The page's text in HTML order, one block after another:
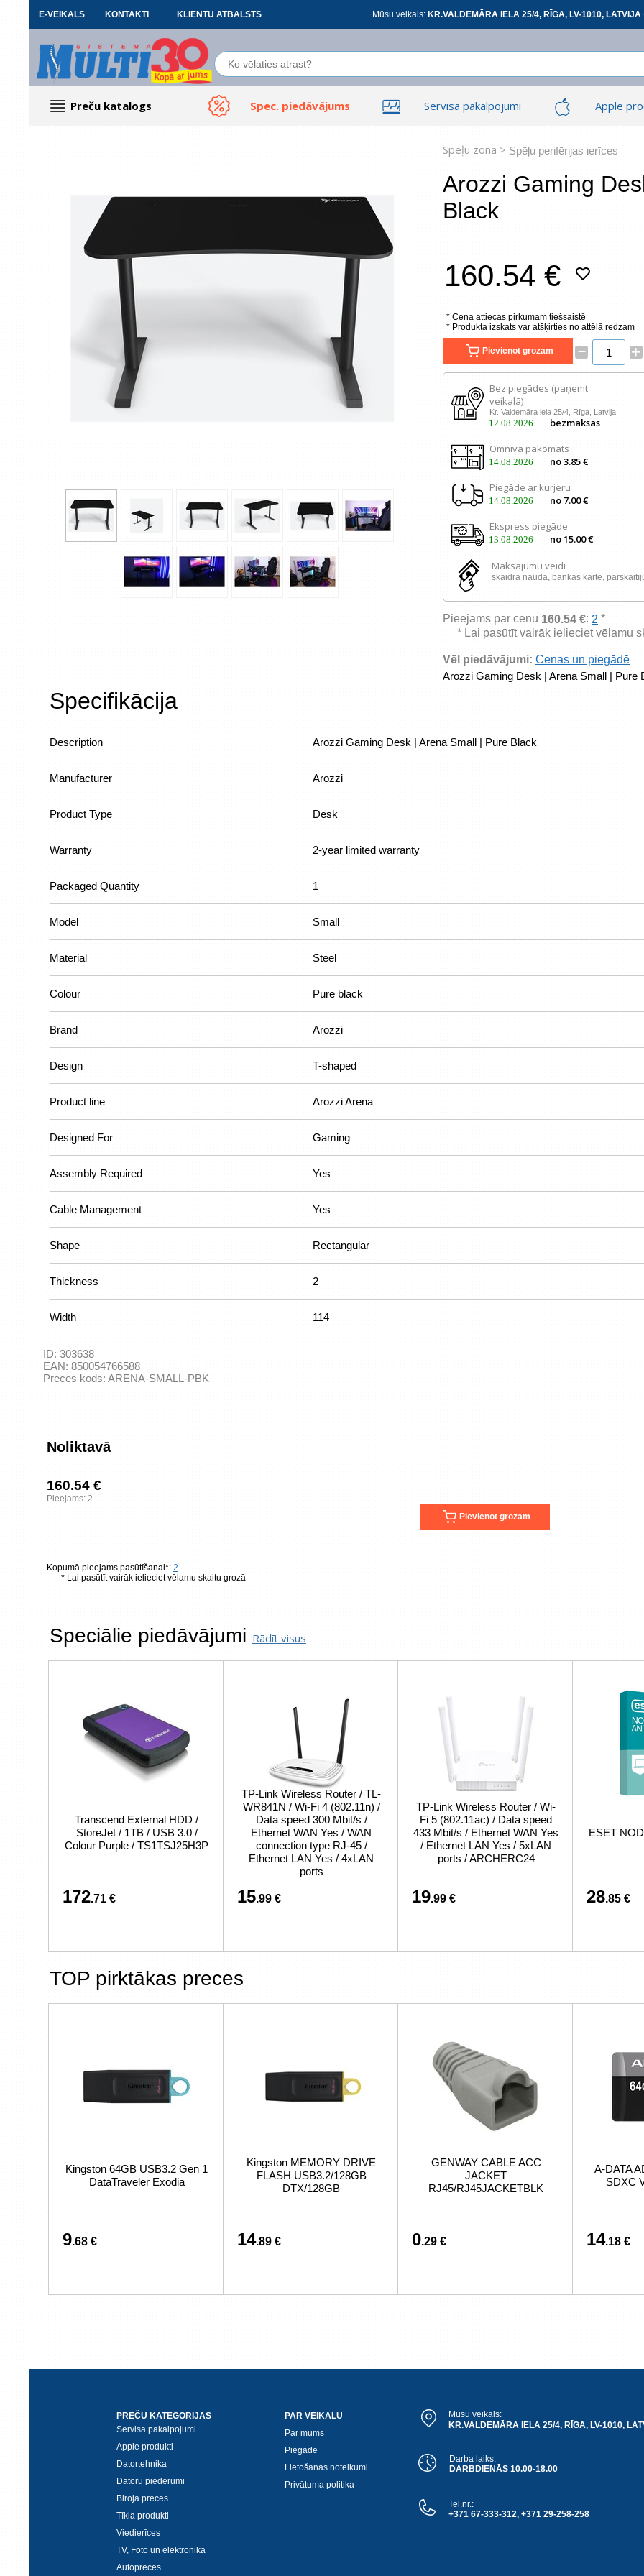
E-VEIKALS KONTAKTI KLIENTU ATBALSTS Mūsu veikals: KR.VALDEMĀRA IELA 25/4, RĪGA, LV-1010,
Ieiet
Ieiet
Preču katalogs Spec. piedāvājums Servisa pakalpojumi Apple
Tīkla produkti Viedierīces
Spēļu zona > Spēļu perifērijas ierīces
Arozzi Gaming
Black
160.54 €
* Cena attiecas pirkumam tiešsaistē
* Produkta izskats var atšķirties no attēlā redzam
Pievienot grozam – +
Bez piegādes (paņemt
veikalā)
Kr. Valdemāra iela 25/4, Rīga, Latvija
12.08.2026
bezmaksas
Omniva pakomāts
14.08.2026
no 3.85 €
Piegāde ar kurjeru
14.08.2026
no 7.00 €
Ekspress piegāde
13.08.2026 no 15.00 €
Maksājumu veidi
skaidra nauda, ​​bankas karte,
Pieejams par cenu 160.54 €: 2 *
* Lai pasūtīt vairāk ielieciet vēlamu
Vēl piedāvājumi: Cenas un piegādē
Arozzi Gaming Desk | Arena Small | Pure
Specifikācija
Description Arozzi Gaming Desk | Arena Small | Pure Black
Manufacturer Arozzi
Product Type Desk
Warranty 2-year limited warranty
Packaged Quantity 1
Model Small
Material Steel
Colour Pure black
Brand Arozzi
Design T-shaped
Product line Arozzi Arena
Designed For Gaming
Assembly Required Yes
Cable Management Yes
Shape Rectangular
Thickness 2
Width 114
ID: 303638
EAN: 850054766588
Preces kods: ARENA-SMALL-PBK
Noliktavā
160.54 €
Pieejams: 2
Pievienot grozam
Kopumā pieejams pasūtīšanai*: 2
* Lai pasūtīt vairāk ielieciet vēlamu skaitu grozā
Speciālie piedāvājumi Rādīt visus
Transcend External HDD /
StoreJet / 1TB / USB 3.0 /
Colour Purple / TS1TSJ25H3P
172.71 €
TP-Link Wireless Router / TL-
WR841N / Wi-Fi 4 (802.11n) /
Data speed 300 Mbit/s /
Ethernet WAN Yes / WAN
connection type RJ-45 /
Ethernet LAN Yes / 4xLAN
ports
15.99 €
TP-Link Wireless Router / Wi-
Fi 5 (802.11ac) / Data speed
433 Mbit/s / Ethernet WAN Yes
/ Ethernet LAN Yes / 5xLAN
ports / ARCHERC24
19.99 €
ESET
28.85 €
TOP pirktākas preces
Kingston 64GB USB3.2 Gen 1
DataTraveler Exodia
9.68 €
Kingston MEMORY DRIVE
FLASH USB3.2/128GB
DTX/128GB
14.89 €
GENWAY CABLE ACC
JACKET
RJ45/RJ45JACKETBLK
0.29 €
A-DATA
SDXC
14.18 €
PREČU KATEGORIJAS
Servisa pakalpojumi
Apple produkti
Datortehnika
Datoru piederumi
Biroja preces
Tīkla produkti
Viedierīces
TV, Foto un elektronika
Autopreces
PAR VEIKALU
Par mums
Piegāde
Lietošanas noteikumi
Privātuma politika
Mūsu veikals:
KR.VALDEMĀRA IELA 25/4, RĪGA, LV-1010,
Darba laiks:
DARBDIENĀS 10.00-18.00
Tel.nr.:
+371 67-333-312, +371 29-258-258